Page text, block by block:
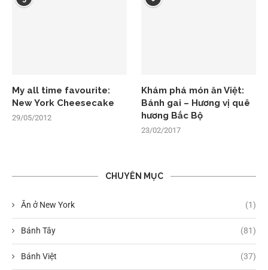
My all time favourite:
New York Cheesecake
29/05/2012
Khám phá món ăn Việt:
Bánh gai – Hương vị quê
hương Bắc Bộ
23/02/2017
CHUYÊN MỤC
Ăn ở New York (1)
Bánh Tây (81)
Bánh Việt (37)